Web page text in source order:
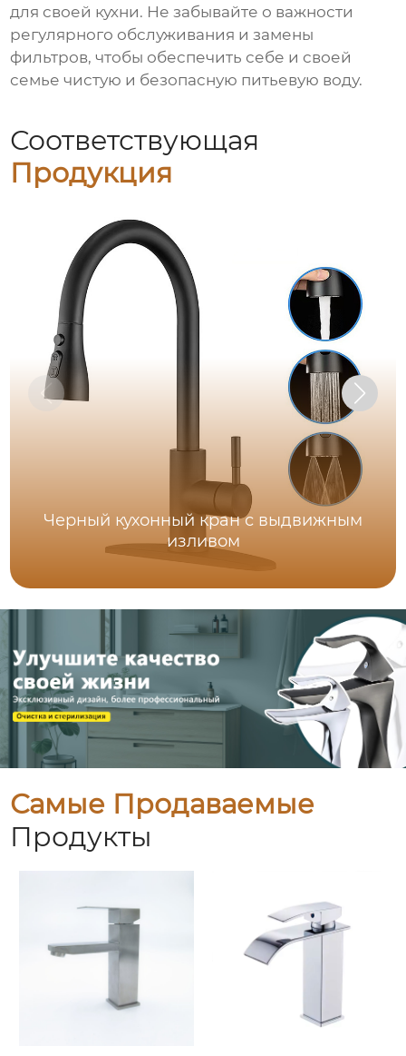
для своей кухни. Не забывайте о важности
регулярного обслуживания и замены
фильтров, чтобы обеспечить себе и своей
семье чистую и безопасную питьевую воду.
Соответствующая
Продукция
Черный кухонный кран с выдвижным
изливом
Самые Продаваемые
Продукты